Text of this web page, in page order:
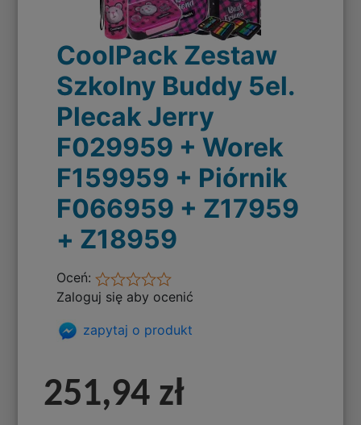
CoolPack Zestaw
Szkolny Buddy 5el.
Plecak Jerry
F029959 + Worek
F159959 + Piórnik
F066959 + Z17959
+ Z18959
Oceń:
Zaloguj się aby ocenić
zapytaj o produkt
251,94 zł